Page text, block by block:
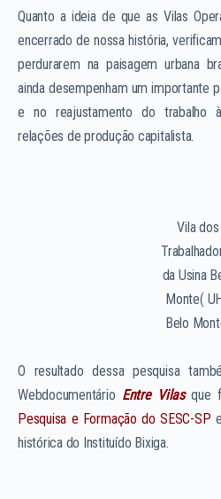
Quanto a ideia de que as Vilas
encerrado de nossa história,
perdurarem na paisagem urbana
ainda desempenham um importante
e no reajustamento do trabalho
relações de produção capitalista.
Vila dos
da Usina
Monte(
Belo
O resultado dessa pesquisa
Webdocumentário Entre Vilasque
Pesquisa e Formação do SESC-SP e
histórica do Instituído Bixiga.